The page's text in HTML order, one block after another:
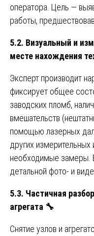
оператора. Цель —
работы,
5.2. Визуальный и
месте нахождения
Эксперт производит
фиксирует общее
заводских пломб,
вмешательств
помощью лазерных
других
необходимые замеры.
детальной фото- и
5.3. Частичная
агрегата 🔧
Снятие узлов и